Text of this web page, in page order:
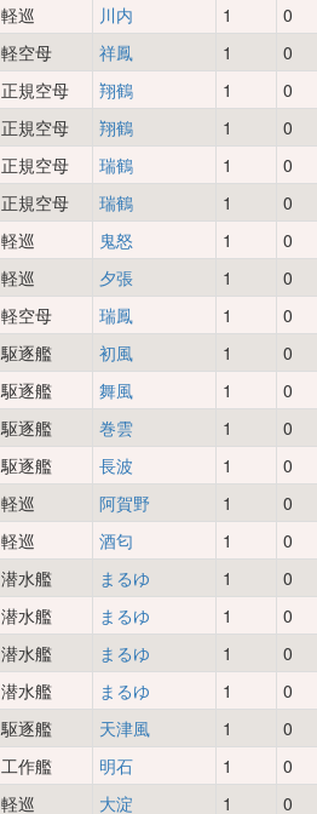
軽巡 川内 1
0
軽空母 祥鳳 1
0
正規空母 翔鶴 1
0
正規空母 翔鶴 1
0
正規空母 瑞鶴 1
0
正規空母 瑞鶴 1
0
軽巡 鬼怒 1
0
軽巡 夕張 1
0
軽空母 瑞鳳 1
0
駆逐艦 初風 1
0
駆逐艦 舞風 1
0
駆逐艦 巻雲 1
0
駆逐艦 長波 1
0
軽巡 阿賀野 1
0
軽巡 酒匂 1
0
潜水艦 まるゆ 1
0
潜水艦 まるゆ 1
0
潜水艦 まるゆ 1
0
潜水艦 まるゆ 1
0
駆逐艦 天津風 1
0
工作艦 明石 1
0
軽巡 大淀 1 0